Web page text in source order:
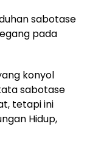
sabotase
pada
konyol
sabotase
tetapi ini
Hidup,